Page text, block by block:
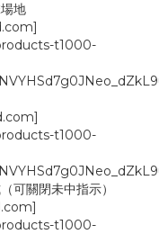
地
t1000-
t1000-
可關閉未中指示）
t1000-